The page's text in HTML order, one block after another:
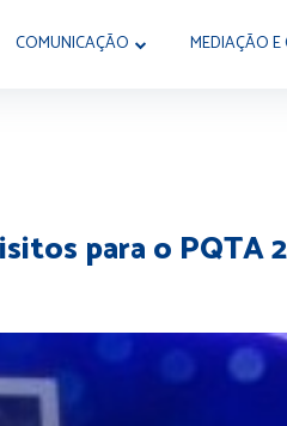
COMUNICAÇÃO MEDIAÇÃO
para o PQTA